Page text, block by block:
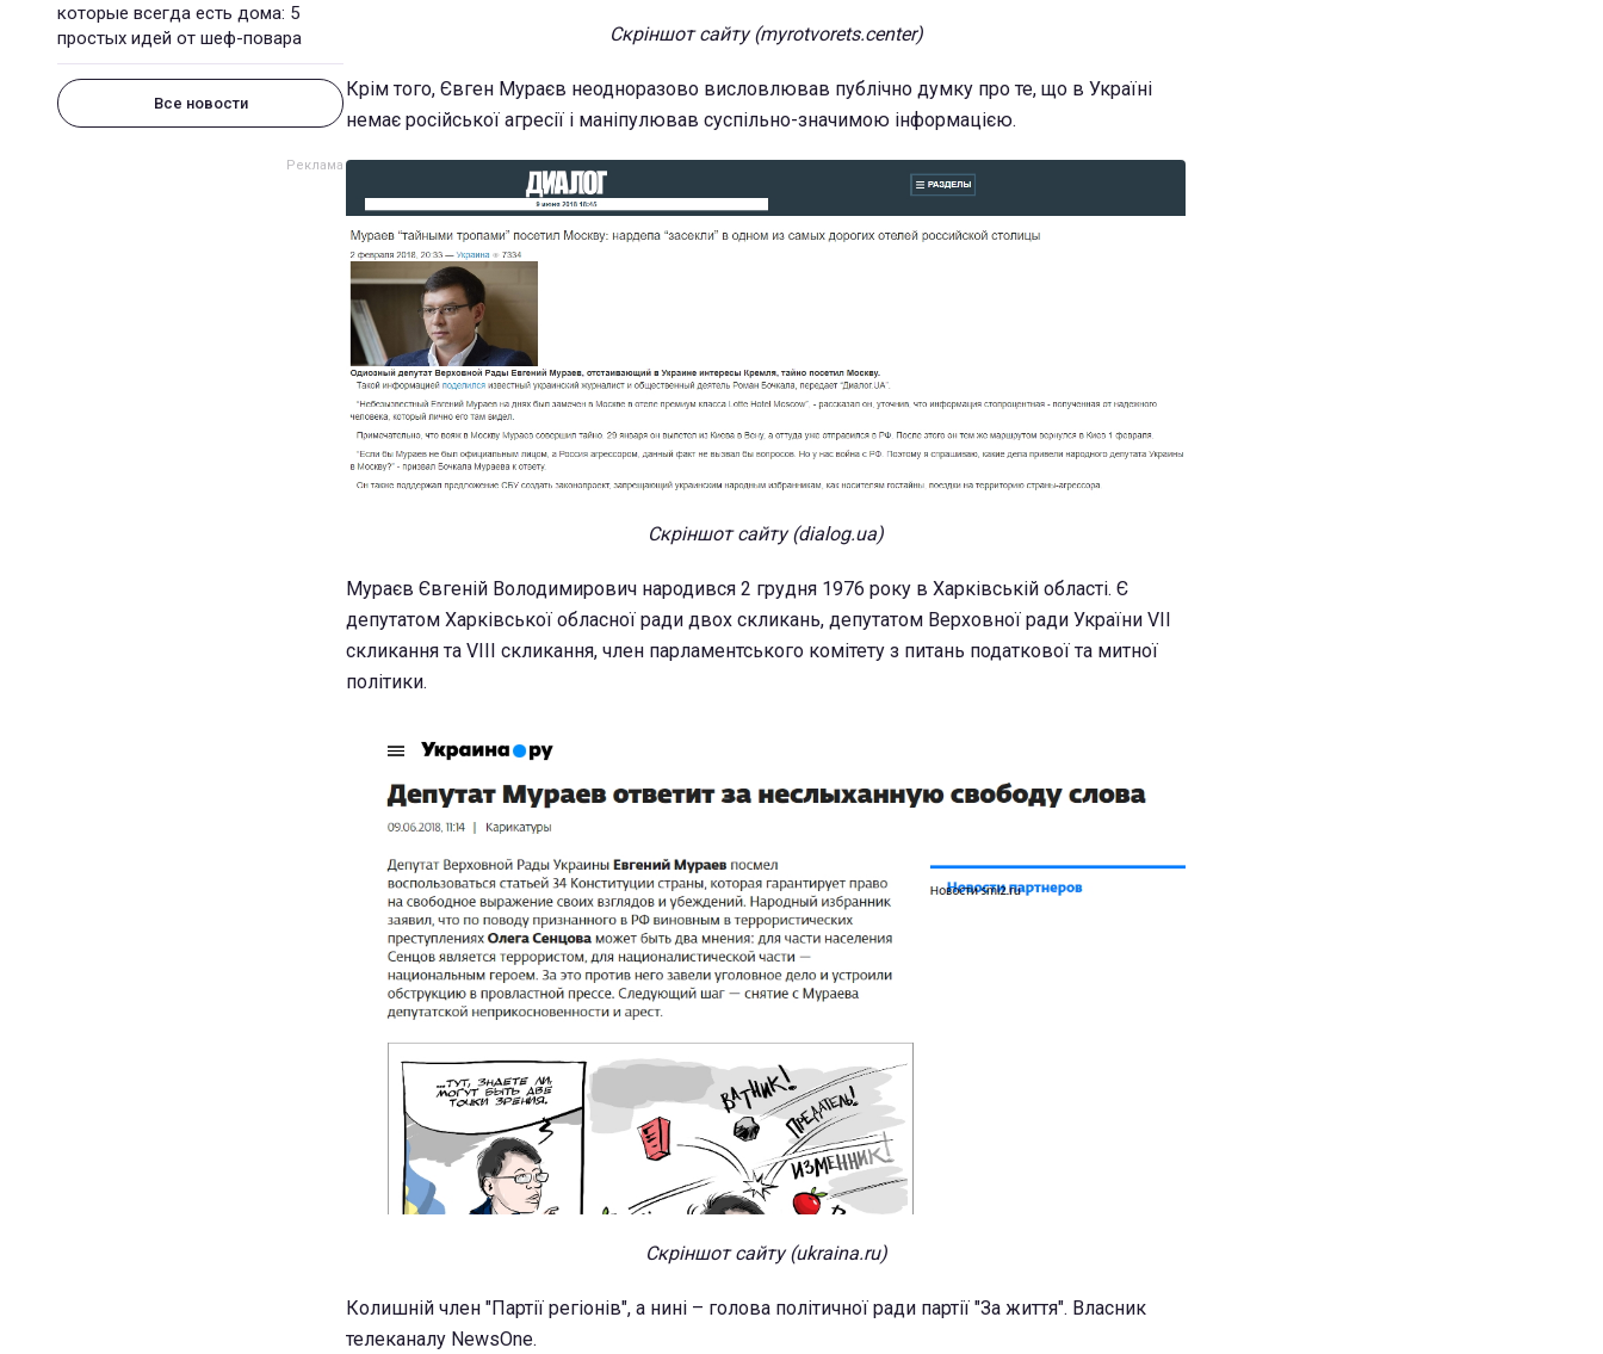
которые всегда есть дома: 5
простых идей от шеф-повара
Все новости
Скріншот сайту (myrotvorets.center)
Крім того, Євген Мураєв неодноразово висловлював публічно думку про те, що в Україні
немає російської агресії і маніпулював суспільно-значимою інформацією.
Скріншот сайту (dialog.ua)
Мураєв Євгеній Володимирович народився 2 грудня 1976 року в Харківській області. Є
депутатом Харківської обласної ради двох скликань, депутатом Верховної ради України VII
скликання та VIII скликання, член парламентського комітету з питань податкової та митної
політики.
Скріншот сайту (ukraina.ru)
Колишній член "Партії регіонів", а нині – голова політичної ради партії "За життя". Власник
телеканалу NewsOne.